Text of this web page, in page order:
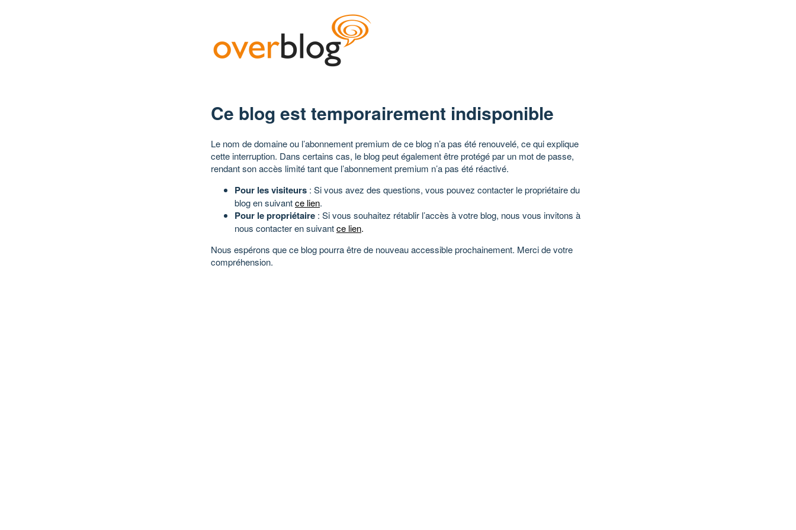
Ce blog est temporairement indisponible
Le nom de domaine ou l’abonnement premium de ce blog n’a pas été renouvelé, ce qui explique
cette interruption. Dans certains cas, le blog peut également être protégé par un mot de passe,
rendant son accès limité tant que l’abonnement premium n’a pas été réactivé.
Pour les visiteurs : Si vous avez des questions, vous pouvez contacter le propriétaire du
blog en suivantce lien.
Pour le propriétaire : Si vous souhaitez rétablir l’accès à votre blog, nous vous invitons à
nous contacter en suivantce lien.
Nous espérons que ce blog pourra être de nouveau accessible prochainement. Merci de votre
compréhension.